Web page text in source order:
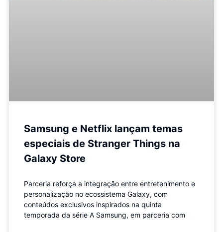
Samsung e Netflix lançam temas
especiais de Stranger Things na
Galaxy Store
Parceria reforça a integração entre entretenimento e
personalização no ecossistema Galaxy, com
conteúdos exclusivos inspirados na quinta
temporada da série A Samsung, em parceria com